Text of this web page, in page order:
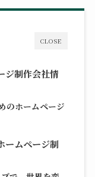
CLOSE
ジ制作会社情
のホームページ
ームページ制